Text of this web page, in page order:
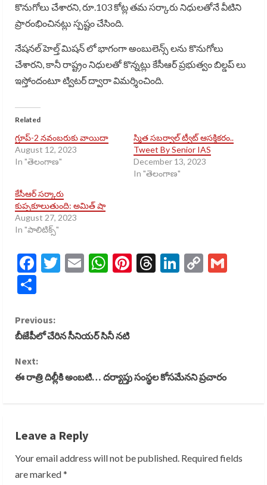
కొనుగోలు చేశారని, రూ.103 కోట్ల తమ సర్కారు నిధులతోనే వీటిని
ప్రారంభించినట్లు స్పష్టం చేసింది.
నేషనల్ హెల్త్ మిషన్ లో భాగంగా అంబులెన్స్ లను కొనుగోలు
చేశారని, కానీ రాష్ట్రం నిధులతో కొన్నట్లు కేసీఆర్ ప్రభుత్వం బిల్డప్ లు
ఇస్తోందంటూ ట్విటర్ ద్వారా విమర్శించింది.
Related
గ్రూప్-2 నవంబరుకు వాయిదా
August 12, 2023
In "తెలంగాణ"
స్మిత సబర్వాల్ ట్వీట్ ఆసక్తికరం..
Tweet By Senior IAS
December 13, 2023
In "తెలంగాణ"
కేసీఆర్ సర్కారు
కుప్పకూలుతుంది: అమిత్ షా
August 27, 2023
In "పాలిటిక్స్​"
Facebook
Twitter
EmailWhatsApp
Pinterest
Threads
LinkedIn
Copy
C
n
u
Previous:
బీజేపీలో చేరిన సీనియర్ సినీ నటి
Next:
ఈ రాత్రి దిల్లీకి అంబటి… దర్యాప్తు సంస్థల కోసమేనని ప్రచారం
Leave a Reply
Your email address will not be published. Required fields
are marked*